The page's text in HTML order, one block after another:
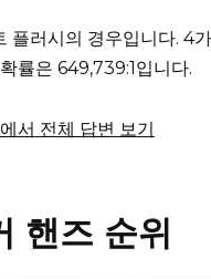
플러시의 경우입니다. 4
률은 649,739:1입니다.
서 전체 답변 보기
핸즈 순위